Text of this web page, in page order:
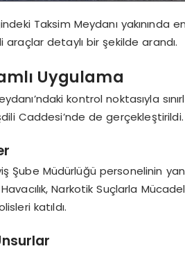
Taksim Meydanı
araçlar detaylı bir şekilde arandı.
Uygulama
kontrol noktasıyla
Caddesi’nde de gerçekleştirildi.
Şube Müdürlüğü personelinin
Narkotik Suçlarla
katıldı.